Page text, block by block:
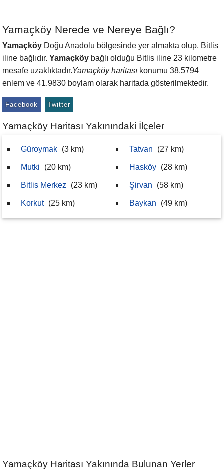
Yamaçköy Nerede ve Nereye Bağlı?
Yamaçköy Doğu Anadolu bölgesinde yer almakta olup, Bitlis
iline bağlıdır. Yamaçköy bağlı olduğu Bitlis iline 23 kilometre
mesafe uzaklıktadır.Yamaçköy haritası konumu 38.5794
enlem ve 41.9830 boylam olarak haritada gösterilmektedir.
Facebook Twitter
Yamaçköy Haritası Yakınındaki İlçeler
Güroymak (3 km)
Mutki (20 km)
Bitlis Merkez (23 km)
Korkut (25 km)
Tatvan (27 km)
Hasköy (28 km)
Şirvan (58 km)
Baykan (49 km)
Yamaçköy Haritası Yakınında Bulunan Yerler